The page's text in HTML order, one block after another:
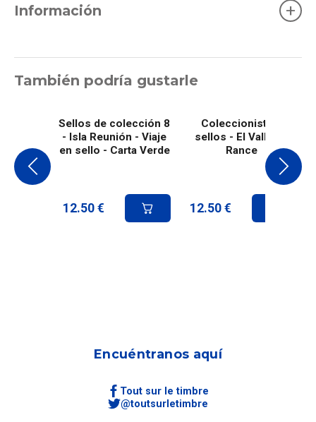
Información +
También podría gustarle
Sellos de colección 8
- Isla Reunión - Viaje
en sello - Carta Verde
12.50 €
Coleccionista 8
sellos - El Valle de
Rance
12.50 €
Encuéntranos aquí
Tout sur le timbre
@toutsurletimbre